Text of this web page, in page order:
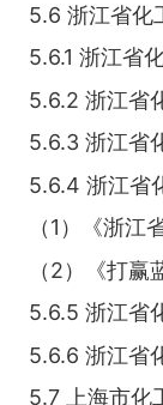
5.6 浙江省化
5.6.1 浙江省
5.6.2 浙江省
5.6.3 浙江省
5.6.4 浙江省
（1）《浙江
（2）《打赢
5.6.5 浙江省
5.6.6 浙江省
5.7 上海市化